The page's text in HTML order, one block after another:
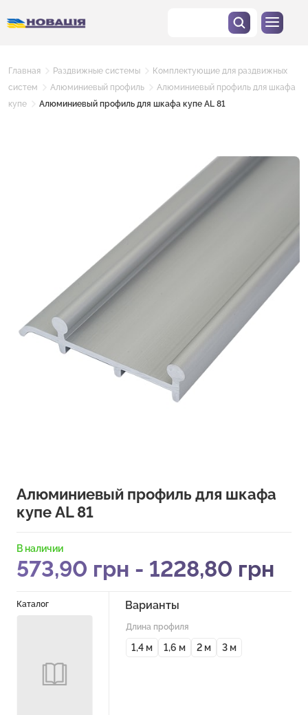
Главная Раздвижные системы
Комплектующие для раздвижных
систем
Алюминиевый профиль
Алюминиевый профиль для шкафа
купе
Алюминиевый профиль для шкафа купе AL 81
Алюминиевый профиль для шкафа
купе AL 81
В наличии
573,90 грн - 1228,80 грн
Каталог Варианты
Длина профиля
1,4 м 1,6 м 2 м 3 м